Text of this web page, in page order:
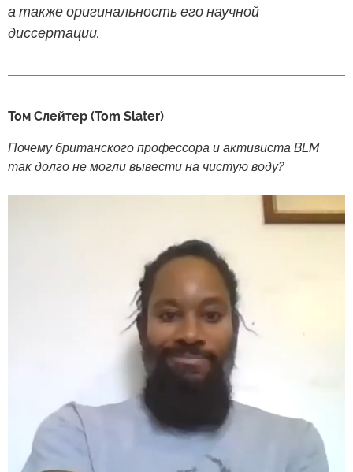
а также оригинальность его научной
диссертации.
Том Слейтер (Tom Slater)
Почему британского профессора и активиста BLM
так долго не могли вывести на чистую воду?